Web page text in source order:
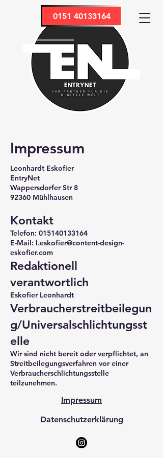
0151 40133164
Impressum
Leonhardt Eskofier
EntryNet
Wappersdorfer Str 8
92360 Mühlhausen
Kontakt
Telefon: 015140133164
E-Mail: l.eskofier@content-design-
eskofier.com
Redaktionell
verantwortlich
Eskofier Leonhardt
Verbraucherstreitbeilegun
g/Universalschlichtungsst
elle
Wir sind nicht bereit oder verpflichtet, an
Streitbeilegungsverfahren vor einer
Verbraucherschlichtungsstelle
teilzunehmen.
Impressum
Datenschutzerklärung